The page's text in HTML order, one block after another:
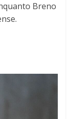
Breno